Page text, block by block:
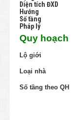
Diện tích ĐXD
Hướng
Số tầng
Pháp lý
Quy hoạch
Lộ giới
Loại nhà
Số tầng theo QH